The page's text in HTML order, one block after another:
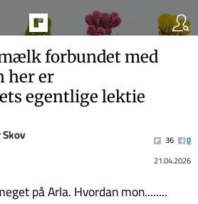
forbundet med
her er
egentlige lektie
36
0
21.04.2026
på Arla. Hvordan mon........